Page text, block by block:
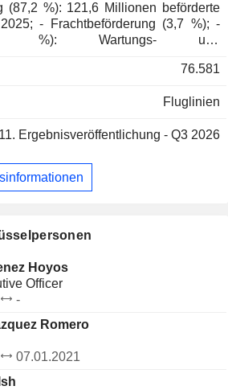
(87,2 %): 121,6 Millionen beförderte
(3,7 %); -
%): Wartungs- und
usw. Ende
sich geografisch wie folgt: Spanien
(28,9 %).
76.581
Fluglinien
Ergebnisveröffentlichung - Q3 2026
Hoyos
Officer
-
Romero
07.01.2021